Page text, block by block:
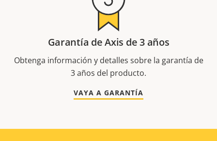
Garantía de Axis de 3 años
Obtenga información y detalles sobre la garantía de
3 años del producto.
VAYA A GARANTÍA